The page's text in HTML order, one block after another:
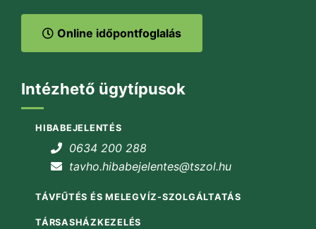
Online időpontfoglalás
Intézhető ügytípusok
HIBABEJELENTÉS
0634 200 288
tavho.hibabejelentes@tszol.hu
TÁVFŰTÉS ÉS MELEGVÍZ-SZOLGÁLTATÁS
TÁRSASHÁZKEZELÉS